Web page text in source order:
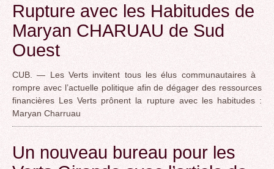
Rupture avec les Habitudes de
Maryan CHARUAU de Sud
Ouest
CUB. — Les Verts invitent tous les élus communautaires à
rompre avec l’actuelle politique afin de dégager des ressources
financières Les Verts prônent la rupture avec les habitudes :
Maryan Charruau
Un nouveau bureau pour les